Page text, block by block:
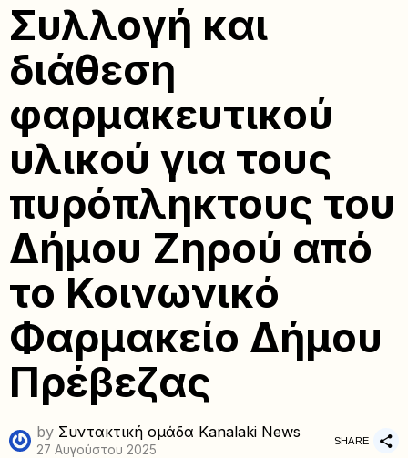
Συλλογή και
διάθεση
φαρμακευτικού
υλικού για τους
πυρόπληκτους του
Δήμου Ζηρού από
το Κοινωνικό
Φαρμακείο Δήμου
Πρέβεζας
by Συντακτική ομάδα Kanalaki News
27 Αυγούστου 2025
SHARE